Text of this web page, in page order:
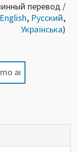
перевод /
English, Русский,
Українська)